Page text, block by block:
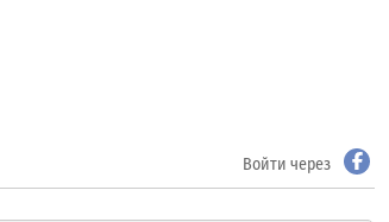
Войти через